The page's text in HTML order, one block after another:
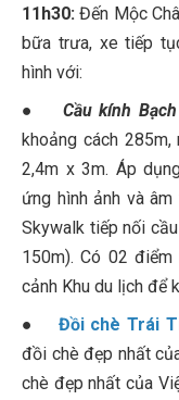
11h30:Đến Mộc
bữa trưa, xe tiếp
hình với:
● Cầu kính
khoảng cách
2,4m x 3m. Áp
ứng hình ảnh và
Skywalk tiếp nối
150m). Có 02
cảnh Khu du lịch để
● Đồi chè Trái
đồi chè đẹp nhất
chè đẹp nhất của